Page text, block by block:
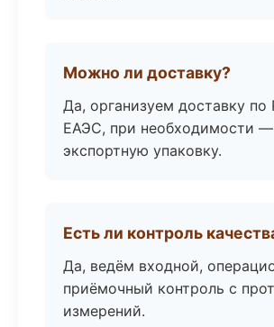
Можно ли доставку?
Да, организуем доставку по
ЕАЭС, при необходимости —
экспортную упаковку.
Есть ли контроль
Да, ведём входной,
приёмочный контроль с
измерений.